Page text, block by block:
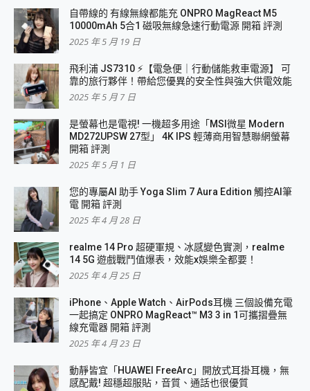
自帶線的 有線無線都能充 ONPRO MagReact M5
10000mAh 5合1 磁吸無線急速行動電源 開箱 評測
2025 年 5 月 19 日
飛利浦 JS7310 ⚡【電急便｜行動儲能救車電源】 可
靠的旅行夥伴！帶給您優異的安全性與強大供電效能
2025 年 5 月 7 日
是螢幕也是電視! 一機超多用途「MSI微星 Modern
MD272UPSW 27型」 4K IPS 輕薄商用智慧聯網螢幕
開箱 評測
2025 年 5 月 1 日
您的專屬AI 助手 Yoga Slim 7 Aura Edition 觸控AI筆
電 開箱 評測
2025 年 4 月 28 日
realme 14 Pro 超硬軍規、冰感變色實測，realme
14 5G 遊戲戰鬥值爆表，效能x娛樂全都要！
2025 年 4 月 25 日
iPhone、Apple Watch、AirPods耳機 三個設備充電
一起搞定 ONPRO MagReact™ M3 3 in 1可攜摺疊無
線充電器 開箱 評測
2025 年 4 月 23 日
動靜皆宜「HUAWEI FreeArc」開放式耳掛耳機，無
感配戴! 超穩超服貼，音質、通話也很優質